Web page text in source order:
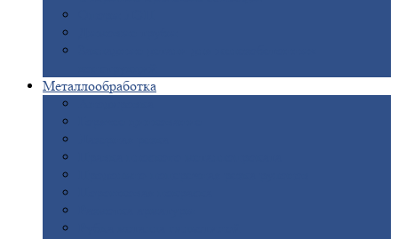
Металлообработка